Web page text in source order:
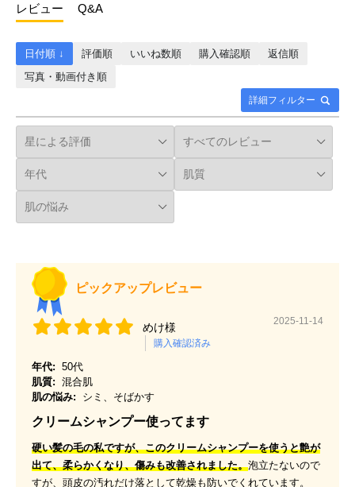
レビュー Q&A
詳細フィルター
日付順 ↓ 評価順 いいね数順 購入確認順
返信順
写真・動画付き順
ピックアップレビュー
めけ様
購入確認済み
2025-11-14
年代: 50代
肌質: 混合肌
肌の悩み:
シミ、そばかす
クリームシャンプー使ってます
硬い髪の毛の私ですが、このクリームシャンプーを使うと艶が
出て、柔らかくなり、傷みも改善されました。泡立たないので
すが、頭皮の汚れだけ落として乾燥も防いでくれています。